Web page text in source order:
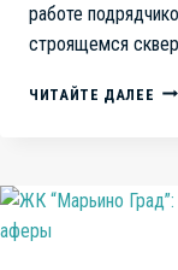
работе
строящемся
ЧИТАЙТЕ ДАЛЕЕ